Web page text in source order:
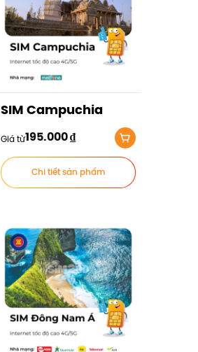
SIM Campuchia
Giá từ195.000₫
Chi tiết sản phẩm